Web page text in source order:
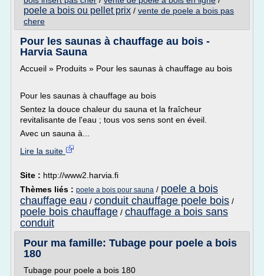
poele a bois ou pellet prix / vente de poele a bois pas
chere
Pour les saunas à chauffage au bois -
Harvia Sauna
Accueil » Produits » Pour les saunas à chauffage au bois
Pour les saunas à chauffage au bois
Sentez la douce chaleur du sauna et la fraîcheur
revitalisante de l'eau ; tous vos sens sont en éveil.
Avec un sauna à...
Lire la suite
Site : http://www2.harvia.fi
Thèmes liés : poele a bois pour sauna / poele a bois
chauffage eau / conduit chauffage poele bois /
poele bois chauffage / chauffage a bois sans
conduit
Pour ma famille: Tubage pour poele a bois
180
Tubage pour poele a bois 180